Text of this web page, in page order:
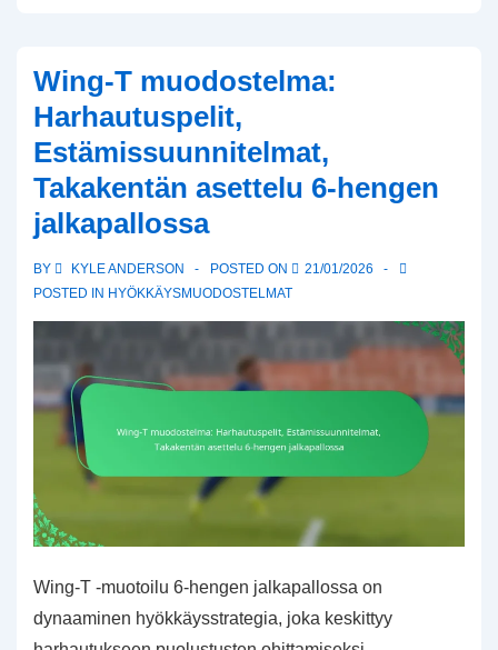
Hyökkäyslinjan
tekniikat,
Juoksijan
näkemys,
Puolustuksen
asettelu
Wing-T muodostelma:
Harhautuspelit,
Estämissuunnitelmat,
Takakentän asettelu 6-hengen
jalkapallossa
BY KYLE ANDERSON POSTED ON
21/01/2026
POSTED IN HYÖKKÄYSMUODOSTELMAT
Wing-T -muotoilu 6-hengen jalkapallossa on
dynaaminen hyökkäysstrategia, joka keskittyy